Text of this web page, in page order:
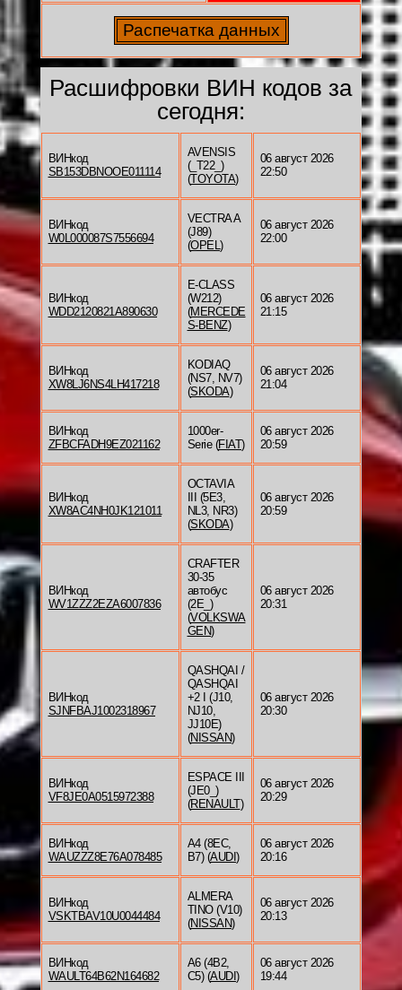
Расшифровки ВИН кодов за
сегодня:
ВИНкод
SB153DBNOOE011114
AVENSIS
(_T22_)
(TOYOTA)
06 август 2026
22:50
ВИНкод
W0L000087S7556694
VECTRA A
(J89)
(OPEL)
06 август 2026
22:00
ВИНкод
WDD2120821A890630
E-CLASS
(W212)
(MERCEDE
S-BENZ)
06 август 2026
21:15
ВИНкод
XW8LJ6NS4LH417218
KODIAQ
(NS7, NV7)
(SKODA)
06 август 2026
21:04
ВИНкод
ZFBCFADH9EZ021162
1000er-
Serie (FIAT)
06 август 2026
20:59
ВИНкод
XW8AC4NH0JK121011
OCTAVIA
III (5E3,
NL3, NR3)
(SKODA)
06 август 2026
20:59
ВИНкод
WV1ZZZ2EZA6007836
CRAFTER
30-35
автобус
(2E_)
(VOLKSWA
GEN)
06 август 2026
20:31
ВИНкод
SJNFBAJ1002318967
QASHQAI /
QASHQAI
+2 I (J10,
NJ10,
JJ10E)
(NISSAN)
06 август 2026
20:30
ВИНкод
VF8JE0A0515972388
ESPACE III
(JE0_)
(RENAULT)
06 август 2026
20:29
ВИНкод
WAUZZZ8E76A078485
A4 (8EC,
B7) (AUDI )
06 август 2026
20:16
ВИНкод
VSKTBAV10U0044484
ALMERA
TINO (V10)
(NISSAN)
06 август 2026
20:13
ВИНкод
WAULT64B62N164682
A6 (4B2,
C5) (AUDI )
06 август 2026
19:44